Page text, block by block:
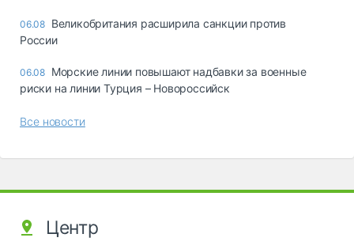
06.08 Великобритания расширила санкции против
России
06.08 Морские линии повышают надбавки за военные
риски на линии Турция – Новороссийск
Все новости
Центр